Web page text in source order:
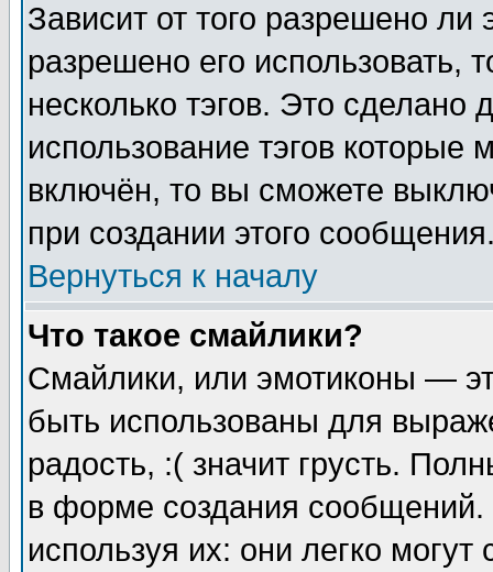
Зависит от того разрешено
разрешено его использовать,
несколько тэгов. Это сделано
использование тэгов
включён, то вы сможете
при создании этого
Вернуться к началу
Что такое смайлики?
Смайлики, или эмотиконы —
быть использованы для
радость, :( значит грусть.
в форме создания сообщений.
используя их: они легко